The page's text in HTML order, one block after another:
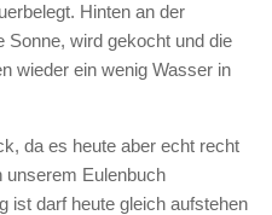
Hinten an der
Sonne, wird gekocht und die
wieder ein wenig Wasser in
da es heute aber echt recht
unserem Eulenbuch
ist darf heute gleich aufstehen